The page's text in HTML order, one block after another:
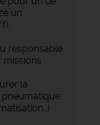
un
responsable
:
la
pneumatique